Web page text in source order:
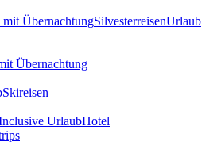
ÜbernachtungSilvesterreisenUrlaub
Übernachtung
Skireisen
UrlaubHotel